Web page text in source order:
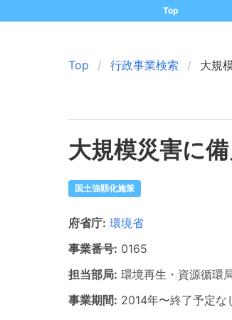
Top
Top 行政事業検索 大規
大規模災害に
国土強靱化施策
府省庁: 環境省
事業番号: 0165
担当部局: 環境再生・資源循環
事業期間: 2014年〜終了予定な